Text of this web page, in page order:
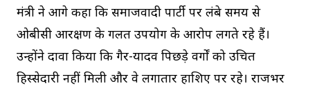
मंत्री ने आगे कहा कि समाजवादी पार्टी पर लंबे समय से
ओबीसी आरक्षण के गलत उपयोग के आरोप लगते रहे हैं।
उन्होंने दावा किया कि गैर-यादव पिछड़े वर्गों को उचित
हिस्सेदारी नहीं मिली और वे लगातार हाशिए पर रहे। राजभर